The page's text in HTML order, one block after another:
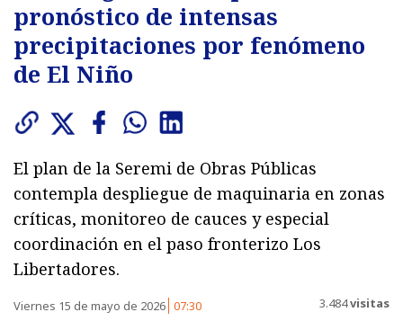
pronóstico de intensas
precipitaciones por fenómeno
de El Niño
El plan de la Seremi de Obras Públicas
contempla despliegue de maquinaria en zonas
críticas, monitoreo de cauces y especial
coordinación en el paso fronterizo Los
Libertadores.
Viernes 15 de mayo de 2026 07:30 3.484visitas